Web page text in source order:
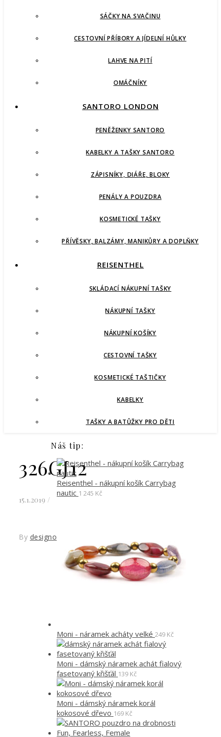
SÁČKY NA SVAČINU
CESTOVNÍ PŘÍBORY A JÍDELNÍ HŮLKY
LAHVE NA PITÍ
OMÁČNÍKY
SANTORO LONDON
PENĚŽENKY SANTORO
KABELKY A TAŠKY SANTORO
ZÁPISNÍKY, DIÁŘE, BLOKY
PENÁLY A POUZDRA
KOSMETICKÉ TAŠKY
PŘÍVĚSKY, BALZÁMY, MANIKŮRY A DOPLŇKY
REISENTHEL
SKLÁDACÍ NÁKUPNÍ TAŠKY
NÁKUPNÍ TAŠKY
NÁKUPNÍ KOŠÍKY
CESTOVNÍ TAŠKY
KOSMETICKÉ TAŠTIČKY
KABELKY
TAŠKY A BATŮŽKY PRO DĚTI
326GJ12
15.1.2019 /
By designoved
Náš tip:
Reisenthel - nákupní košík Carrybag
nautic 1 245 Kč
Moni - náramek acháty velké 249 Kč
Moni - dámský náramek achát fialový
fasetovaný křišťál 139 Kč
Moni - dámský náramek korál
kokosové dřevo 169 Kč